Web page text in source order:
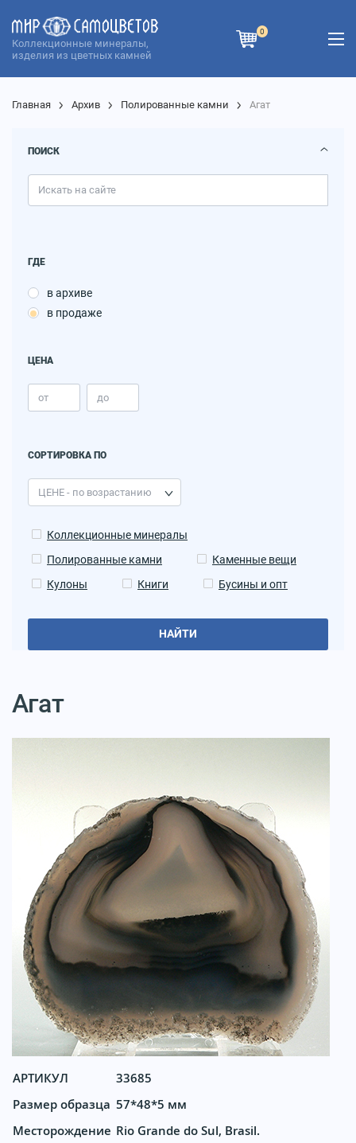
Коллекционные минералы,
изделия из цветных камней
0
Главная Архив Полированные камни Агат
ПОИСК
ГДЕ
в архиве
в продаже
ЦЕНА
СОРТИРОВКА ПО
Коллекционные минералы
Полированные камни
Каменные вещи
Кулоны
Книги Бусины и опт
НАЙТИ
Агат
АРТИКУЛ
33685
Размер образца 57*48*5 мм
Месторождение Rio Grande do Sul, Brasil.